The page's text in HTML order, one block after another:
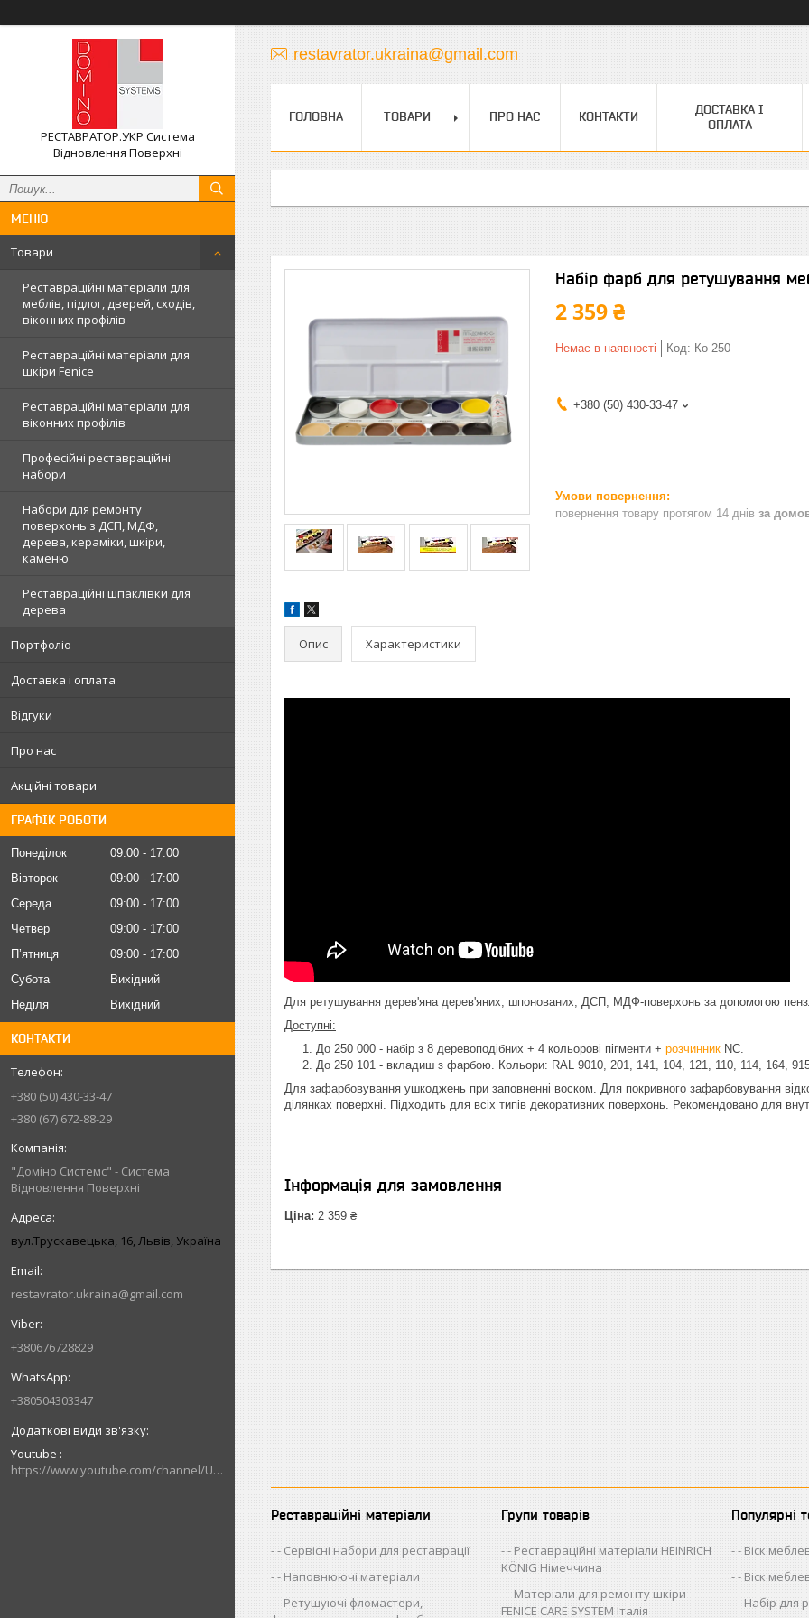
РЕСТАВРАТОР.УКР Система
Відновлення Поверхні
Товари
Реставраційні матеріали для
меблів, підлог, дверей, сходів,
віконних профілів
Реставраційні матеріали для
шкіри Fenice
Реставраційні матеріали для
віконних профілів
Професійні реставраційні
набори
Набори для ремонту
поверхонь з ДСП, МДФ,
дерева, кераміки, шкіри,
каменю
Реставраційні шпаклівки для
дерева
Портфоліо
Доставка і оплата
Відгуки
Про нас
Акційні товари
ГРАФІК РОБОТИ
Понеділок 09:00
17:00
Вівторок
09:00
17:00
Середа
09:00
17:00
Четвер
09:00
17:00
Пʼятниця
09:00
17:00
Субота
Вихідний
Неділя
Вихідний
КОНТАКТИ
+380 (50) 430-33-47
+380 (67) 672-88-29
"Доміно Системс" - Система
Відновлення Поверхні
вул.Трускавецька, 16, Львів, Україна
restavrator.ukraina@gmail.com
+380676728829
+380504303347
Youtube
https://www.youtube.com/channel/UCik88vLEe_rRU5JI4CWj0hw/videos
restavrator.ukraina@gmail.com
ГОЛОВНА ТОВАРИ ПРО НАС КОНТАКТИ
ДОСТАВКА І
ОПЛАТА
Набір фарб для ретушування
2 359 ₴
Немає в наявності Код: Ко 250
+380 (50) 430-33-47
повернення товару протягом 14 днів за
Опис Характеристики
Для ретушування дерев'яна дерев'яних, шпонованих, ДСП, МДФ-поверхонь за допомогою
Доступні:
До 250 000 - набір з 8 деревоподібних + 4 кольорові пігменти + розчинник NC.
До 250 101 - вкладиш з фарбою. Кольори: RAL 9010, 201, 141, 104, 121, 110, 114, 164,
Для зафарбовування ушкоджень при заповненні воском. Для покривного зафарбовування
ділянках поверхні. Підходить для всіх типів декоративних поверхонь. Рекомендовано для
Інформація для замовлення
Ціна: 2 359 ₴
Реставраційні матеріали
- Сервісні набори для реставрації
- Наповнюючі матеріали
- Ретушуючі фломастери,
Групи товарів
- Реставраційні матеріали HEINRICH
KÖNIG Німеччина
- Матеріали для ремонту шкіри
FENICE CARE SYSTEM Італія
Популярні
- Віск
- Віск
- Набір для